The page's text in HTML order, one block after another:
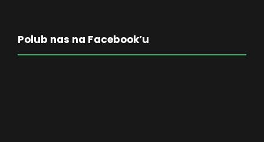
Polub nas na Facebook’u